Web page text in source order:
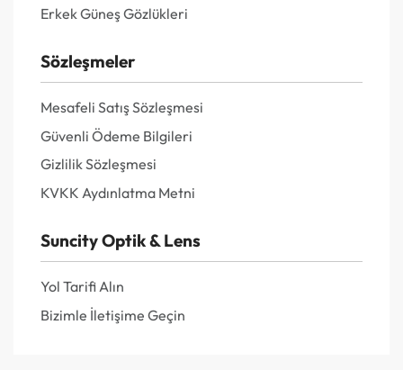
Erkek Güneş Gözlükleri
Sözleşmeler
Mesafeli Satış Sözleşmesi
Güvenli Ödeme Bilgileri
Gizlilik Sözleşmesi
KVKK Aydınlatma Metni
Suncity Optik & Lens
Yol Tarifi Alın
Bizimle İletişime Geçin